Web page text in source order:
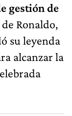
gestión de
Ronaldo,
su leyenda
alcanzar la